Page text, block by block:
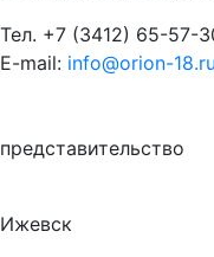
Тел. +7 (3412) 65-57-
E-mail: info@orion-18.ru
представительство
Ижевск